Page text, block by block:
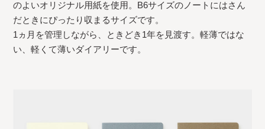
のよいオリジナル用紙を使用。B6サイズのノートにはさん
だときにぴったり収まるサイズです。
1ヵ月を管理しながら、ときどき1年を見渡す。軽薄ではな
い、軽くて薄いダイアリーです。